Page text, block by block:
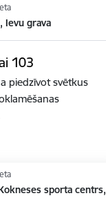
Ievu grava
103
piedzīvot svētkus
sporta centrs,